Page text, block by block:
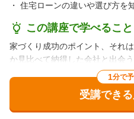
・ 住宅ローンの違いや選び方を
この講座で学べること
家づくり成功のポイント、それ
か見比べて納得した会社と出会う
でも実際は、家の大きさやこだ
さまざまだし、「高い」「安い
そんな人のために、建物価格の
で、気になるポイントをわかり
1分で
受講でき